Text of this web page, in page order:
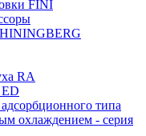
FINI
RA
типа
охлаждением - серия